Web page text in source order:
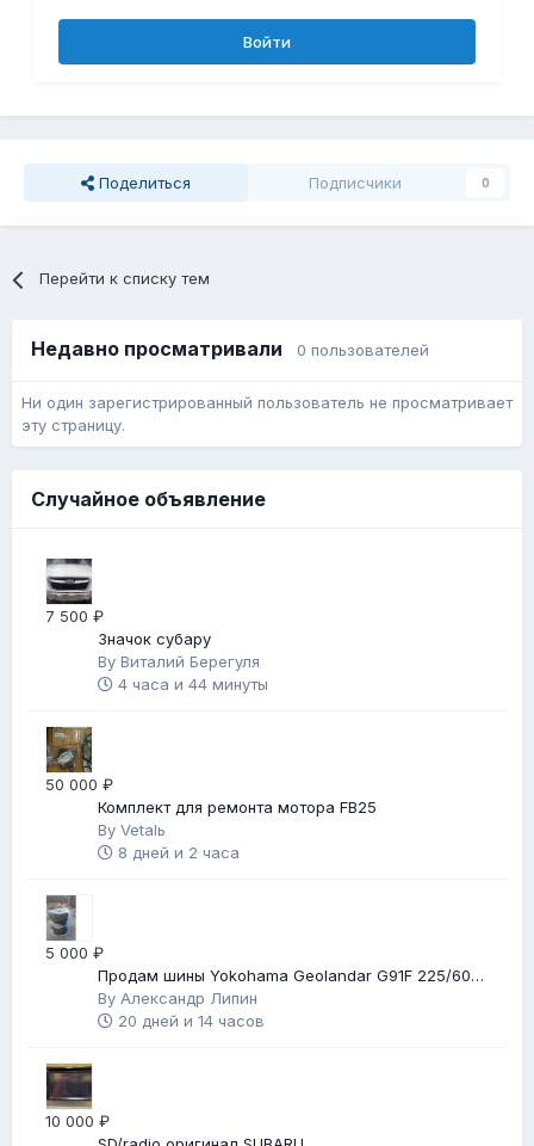
Войти
Поделиться Подписчики 0
Перейти к списку тем
Недавно просматривали 0 пользователей
Ни один зарегистрированный пользователь не просматривает
эту страницу.
Случайное объявление
7 500 ₽
Значок субару
By Виталий Берегуля
4 часа и 44 минуты
50 000 ₽
Комплект для ремонта мотора FB25
By Vetalь
8 дней и 2 часа
5 000 ₽
Продам шины Yokohama Geolandar G91F 225/60
R17
By Александр Липин
20 дней и 14 часов
10 000 ₽